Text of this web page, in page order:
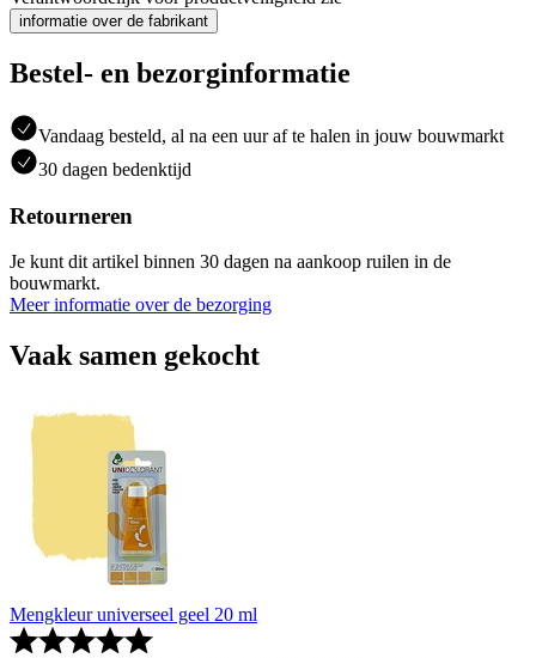
informatie over de fabrikant
Bestel- en bezorginformatie
Vandaag besteld, al na een uur af te halen in jouw bouwmarkt
30 dagen bedenktijd
Retourneren
Je kunt dit artikel binnen 30 dagen na aankoop ruilen in de
bouwmarkt.
Meer informatie over de bezorging
Vaak samen gekocht
Mengkleur universeel geel 20 ml